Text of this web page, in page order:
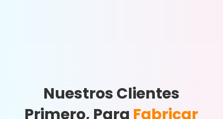
Nuestros Clientes
Primero, Para Fabricar